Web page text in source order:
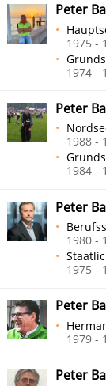
Peter
1975 -
1974 -
Peter
1988 -
1984 -
Peter
1980 -
1975 -
Peter
1979 -
Peter